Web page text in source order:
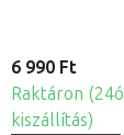
6 990 Ft
Raktáron (24ó
kiszállítás)